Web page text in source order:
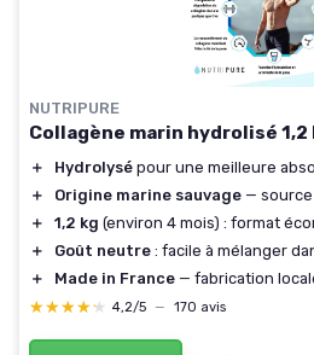
NUTRIPURE
Collagène marin hydrolisé
＋ Hydrolysé pour une meilleure
＋
Origine marine sauvage —
＋
1,2 kg (environ 4 mois) : format
＋
Goût neutre : facile à mélanger
＋
Made in France — fabrication
★★★★★
★★★★★ 4,2/5 — 170 avis